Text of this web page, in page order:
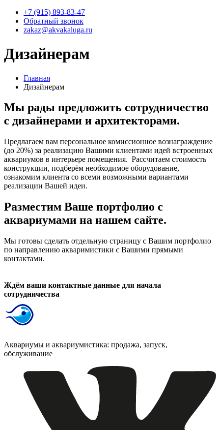
+7 (915) 893-83-47
Обратный звонок
zakaz@akvakaluga.ru
Дизайнерам
Главная
Дизайнерам
Мы рады предложить сотрудничество
с дизайнерами и архитекторами.
Предлагаем вам персональное комиссионное вознаграждение
(до 20%) за реализацию Вашими клиентами идей встроенных
аквариумов в интерьере помещения. Рассчитаем стоимость
конструкции, подберём необходимое оборудование,
ознакомим клиента со всеми возможными вариантами
реализации Вашей идеи.
Разместим Ваше портфолио с
аквариумами на нашем сайте.
Мы готовы сделать отдельную страницу с Вашим портфолио
по направлению акваримистики с Вашими прямыми
контактами.
Ждём ваши контактные данные для начала
сотрудничества
Аквариумы и аквариумистика: продажа, запуск,
обслуживание